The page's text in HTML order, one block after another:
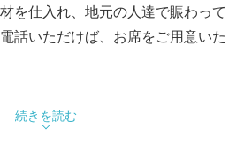
を仕入れ、地元の人達で賑わって
話いただけば、お席をご用意いた
続きを読む